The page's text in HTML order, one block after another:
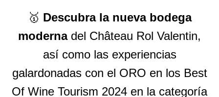
🥇 Descubra la nueva bodega
moderna del Château Rol Valentin,
así como las experiencias
galardonadas con el ORO en los Best
Of Wine Tourism 2024 en la categoría